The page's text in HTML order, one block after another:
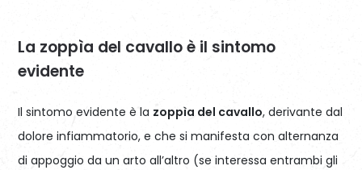
La zoppìa del cavallo è il sintomo
evidente
Il sintomo evidente è la zoppìa del cavallo, derivante dal
dolore infiammatorio, e che si manifesta con alternanza
di appoggio da un arto all’altro (se interessa entrambi gli